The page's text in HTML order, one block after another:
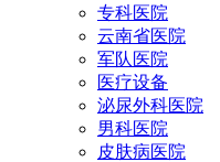
专科医院
云南省医院
军队医院
医疗设备
泌尿外科医院
男科医院
皮肤病医院